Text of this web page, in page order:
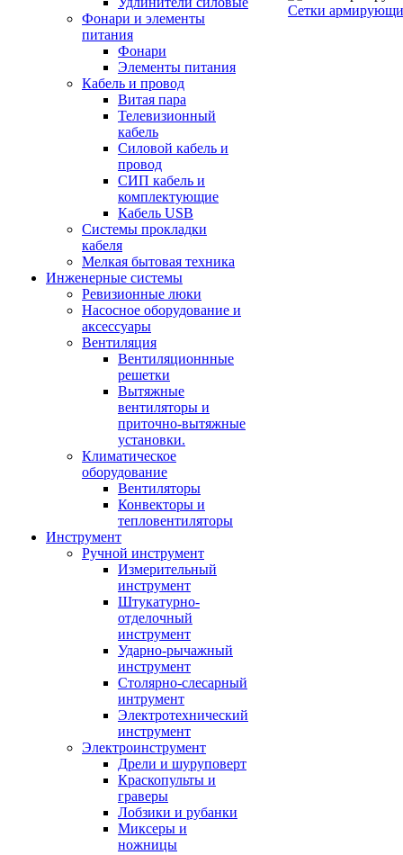
Фонари и элементы
питания
Фонари
Элементы питания
Кабель и провод
Витая пара
Телевизионный
кабель
Силовой кабель и
провод
СИП кабель и
комплектующие
Кабель USB
Системы прокладки
кабеля
Мелкая бытовая техника
Инженерные системы
Ревизионные люки
Насосное оборудование и
аксессуары
Вентиляция
Вентиляционнные
решетки
Вытяжные
вентиляторы и
приточно-вытяжные
установки.
Климатическое
оборудование
Вентиляторы
Конвекторы и
тепловентиляторы
Инструмент
Ручной инструмент
Измерительный
инструмент
Штукатурно-
отделочный
инструмент
Ударно-рычажный
инструмент
Столярно-слесарный
интрумент
Электротехнический
инструмент
Электроинструмент
Дрели и шуруповерт
Краскопульты и
граверы
Лобзики и рубанки
Миксеры и
ножницы
Сетки